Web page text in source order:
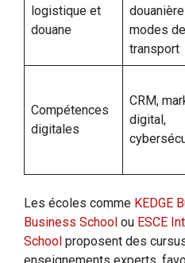
logistique et
douane
modes de
transport
Compétences
digitales
CRM,
digital,
Les écoles comme KEDGE
Business School ou ESCE
School proposent des
enseignements experts,